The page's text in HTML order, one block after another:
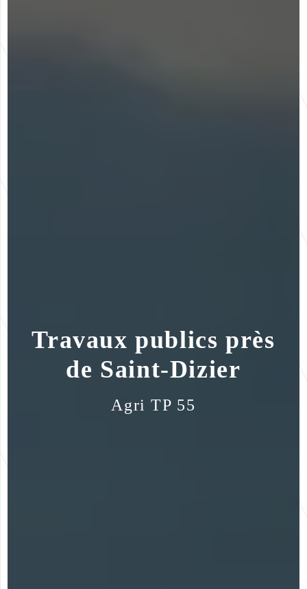
Travaux publics près
de Saint-Dizier
Agri TP 55